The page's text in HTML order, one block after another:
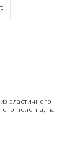
эластичного
полотна, на